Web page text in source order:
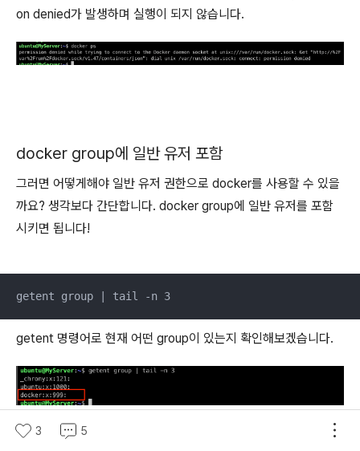
on denied가 발생하며 실행이 되지 않습니다.
docker group에 일반 유저 포함
그러면 어떻게해야 일반 유저 권한으로 docker를 사용할 수 있을
까요? 생각보다 간단합니다. docker group에 일반 유저를 포함
시키면 됩니다!
getent group | tail -n 3
getent 명령어로 현재 어떤 group이 있는지 확인해보겠습니다.
3 5